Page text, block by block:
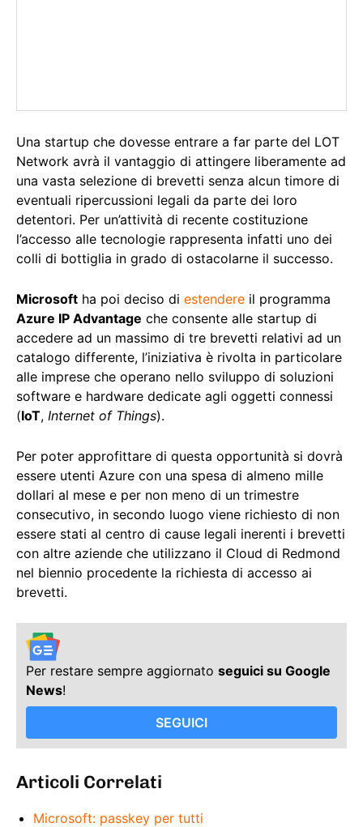
Una startup che dovesse entrare a far parte del LOT
Network avrà il vantaggio di attingere liberamente ad
una vasta selezione di brevetti senza alcun timore di
eventuali ripercussioni legali da parte dei loro
detentori. Per un’attività di recente costituzione
l’accesso alle tecnologie rappresenta infatti uno dei
colli di bottiglia in grado di ostacolarne il successo.
Microsoft ha poi deciso di estendere il programma
Azure IP Advantage che consente alle startup di
accedere ad un massimo di tre brevetti relativi ad un
catalogo differente, l’iniziativa è rivolta in particolare
alle imprese che operano nello sviluppo di soluzioni
software e hardware dedicate agli oggetti connessi
(IoT, Internet of Things).
Per poter approfittare di questa opportunità si dovrà
essere utenti Azure con una spesa di almeno mille
dollari al mese e per non meno di un trimestre
consecutivo, in secondo luogo viene richiesto di non
essere stati al centro di cause legali inerenti i brevetti
con altre aziende che utilizzano il Cloud di Redmond
nel biennio procedente la richiesta di accesso ai
brevetti.
Per restare sempre aggiornato seguici su Google
News!
SEGUICI
Articoli Correlati
Microsoft: passkey per tutti